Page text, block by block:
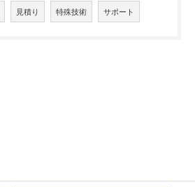
見積り 特殊技術 サポート